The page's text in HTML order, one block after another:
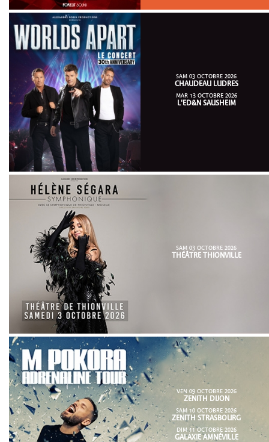
SAM 03 OCTOBRE 2026
CHAUDEAU LUDRES
MAR 13 OCTOBRE 2026
L'ED&N SAUSHEIM
SAM 03 OCTOBRE 2026
THÉÂTRE THIONVILLE
VEN 09 OCTOBRE 2026
ZENITH DIJON
SAM 10 OCTOBRE 2026
ZENITH STRASBOURG
DIM 11 OCTOBRE 2026
GALAXIE AMNÉVILLE